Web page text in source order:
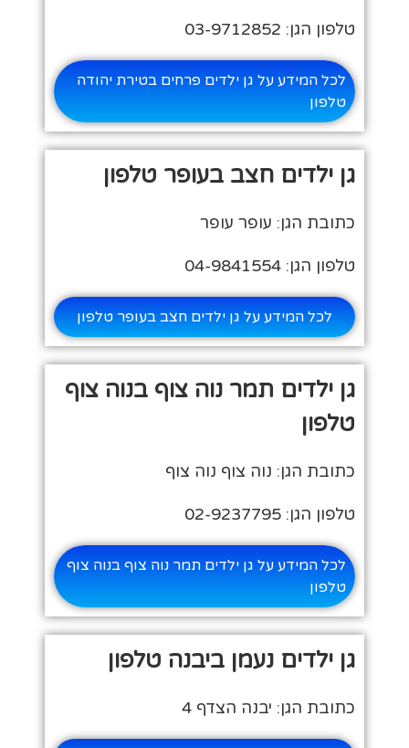
טלפון הגן: 03-9712852
לכל המידע על גן ילדים פרחים בטירת יהודה
טלפון
גן ילדים חצב בעופר טלפון
כתובת הגן: עופר עופר
טלפון הגן: 04-9841554
לכל המידע על גן ילדים חצב בעופר טלפון
גן ילדים תמר נוה צוף בנוה צוף
טלפון
כתובת הגן: נוה צוף נוה צוף
טלפון הגן: 02-9237795
לכל המידע על גן ילדים תמר נוה צוף בנוה צוף
טלפון
גן ילדים נעמן ביבנה טלפון
כתובת הגן: יבנה הצדף 4